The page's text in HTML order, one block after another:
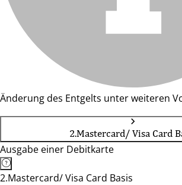
Änderung des Entgelts unter weiteren
2.Mastercard/ Visa Card
Ausgabe einer Debitkarte
2.Mastercard/ Visa Card Basis